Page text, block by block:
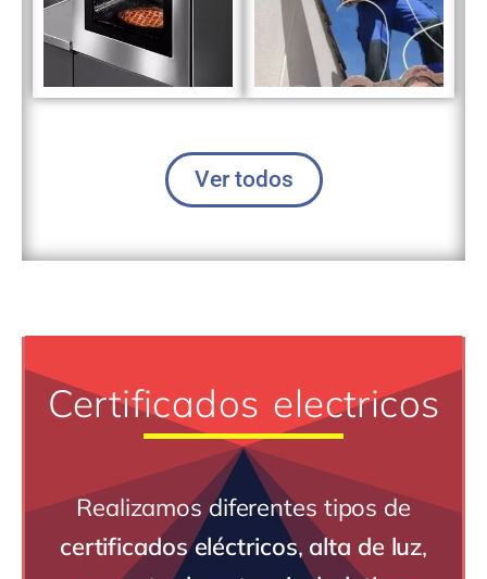
Ver todos
Certificados electricos
Realizamos diferentes tipos de
certificados eléctricos, alta de luz,